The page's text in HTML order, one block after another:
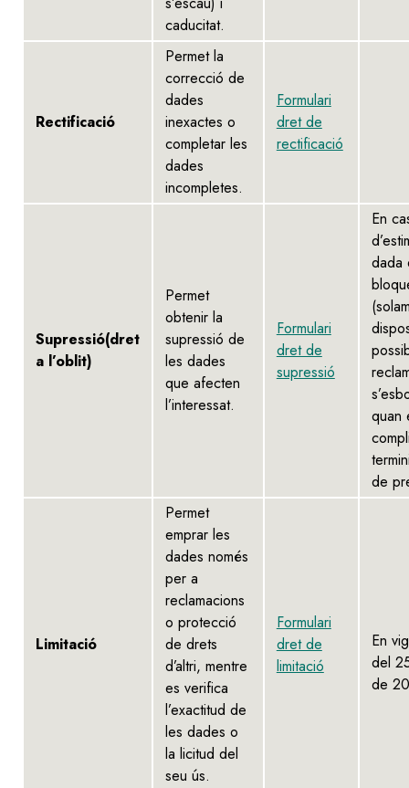
caducitat.
Rectificació
Permet la
correcció de
dades
inexactes o
completar les
dades
incompletes.
Formulari
dret de
rectificació
Supressió(dret
a l’oblit)
Permet
obtenir la
supressió de
les dades
que afecten
l’interessat.
Formulari
dret de
supressió
En
dada
quan
de
Limitació
Permet
emprar les
dades només
per a
reclamacions
o protecció
de drets
d’altri, mentre
es verifica
l’exactitud de
les dades o
la licitud del
seu ús.
Formulari
dret de
limitació
En
del
de